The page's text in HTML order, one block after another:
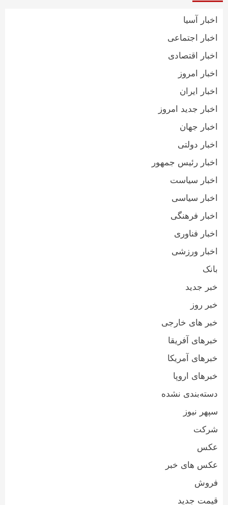
اخبار آسیا
اخبار اجتماعی
اخبار اقتصادی
اخبار امروز
اخبار ایران
اخبار جدید امروز
اخبار جهان
اخبار دولتی
اخبار رئیس جمهور
اخبار سیاست
اخبار سیاسی
اخبار فرهنگی
اخبار فناوری
اخبار ورزشی
بانک
خبر جدید
خبر روز
خبر های خارجی
خبرهای آفریقا
خبرهای آمریکا
خبرهای اروپا
دسته‌بندی نشده
سپهر نیوز
شرکت
عکس
عکس های خبر
فروش
قیمت جدید